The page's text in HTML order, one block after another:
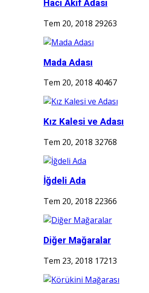
Hacı Akif Adası
Tem 20, 2018 29263
Mada Adası
Tem 20, 2018 40467
Kız Kalesi ve Adası
Tem 20, 2018 32768
İğdeli Ada
Tem 20, 2018 22366
Diğer Mağaralar
Tem 23, 2018 17213